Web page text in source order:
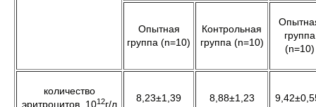
Опытная
группа (n=10)
Контрольная
группа (n=10)
группа
(n=10)
количество
эритроцитов, 1012г/л
8,23±1,39 8,88±1,23